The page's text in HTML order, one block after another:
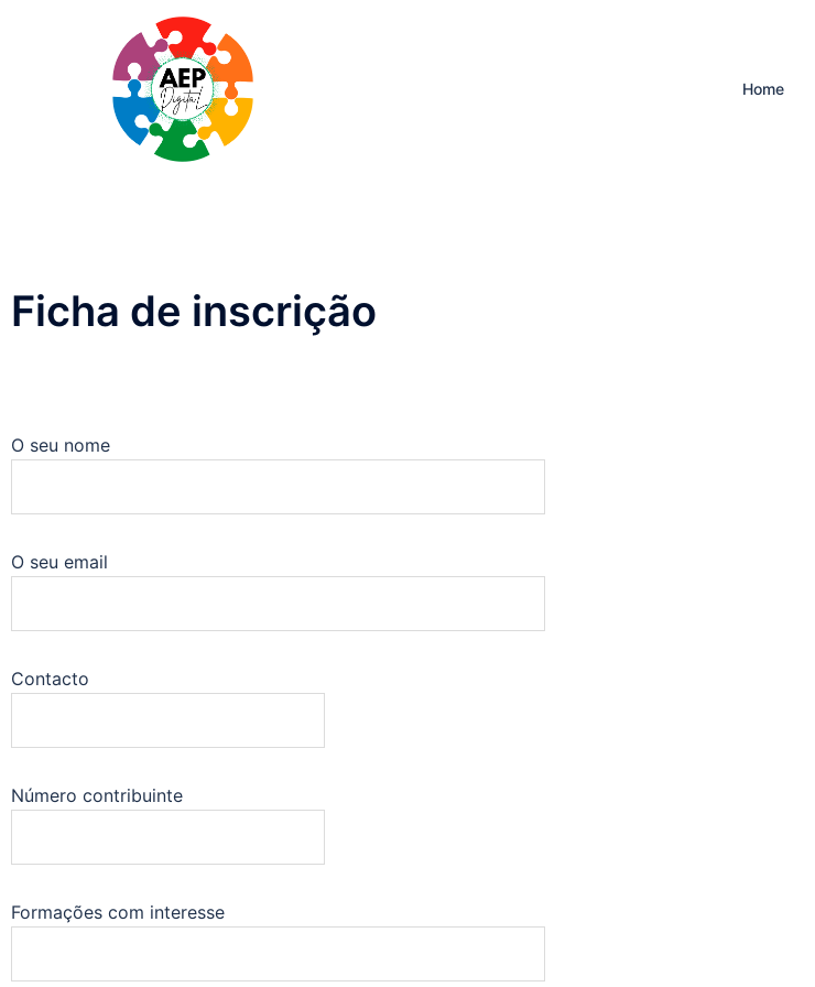
Home
Ficha de inscrição
O seu nome
O seu email
Contacto
Número contribuinte
Formações com interesse